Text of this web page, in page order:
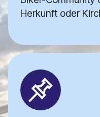
Herkunft oder